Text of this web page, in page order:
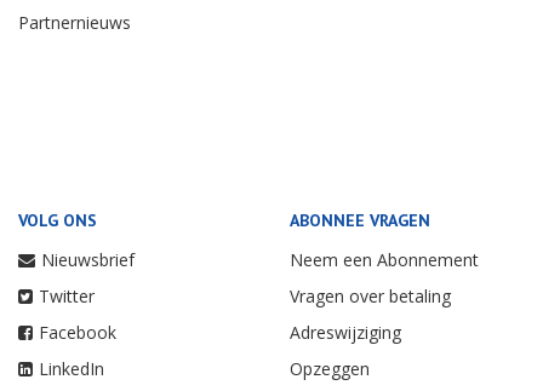
Partnernieuws
VOLG ONS
Nieuwsbrief
Twitter
Facebook
LinkedIn
ABONNEE VRAGEN
Neem een Abonnement
Vragen over betaling
Adreswijziging
Opzeggen